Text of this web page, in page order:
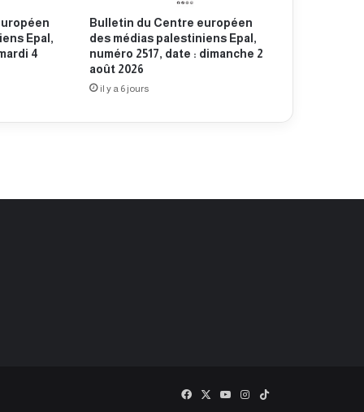
Epal,
4
Bulletin du Centre européen
des médias palestiniens Epal,
numéro 2517, date : dimanche 2
août 2026
il y a 6 jours
FacebookYouTubeInstagram
TikTok